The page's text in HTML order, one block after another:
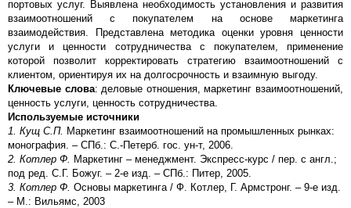
портовых услуг. Выявлена необходимость установления и развития
взаимоотношений с покупателем на основе маркетинга
взаимодействия. Представлена методика оценки уровня ценности
услуги и ценности сотрудничества с покупателем, применение
которой позволит корректировать стратегию взаимоотношений с
клиентом, ориентируя их на долгосрочность и взаимную выгоду.
Ключевые слова: деловые отношения, маркетинг взаимоотношений,
ценность услуги, ценность сотрудничества.
Используемые источники
1. Кущ С.П. Маркетинг взаимоотношений на промышленных рынках:
монография. – СПб.: С.-Петерб. гос. ун-т, 2006.
2. Котлер Ф. Маркетинг – менеджмент. Экспресс-курс / пер. с англ.;
под ред. С.Г. Божуг. – 2-е изд. – СПб.: Питер, 2005.
3. Котлер Ф. Основы маркетинга / Ф. Котлер, Г. Армстронг. – 9-е изд.
– М.: Вильямс, 2003